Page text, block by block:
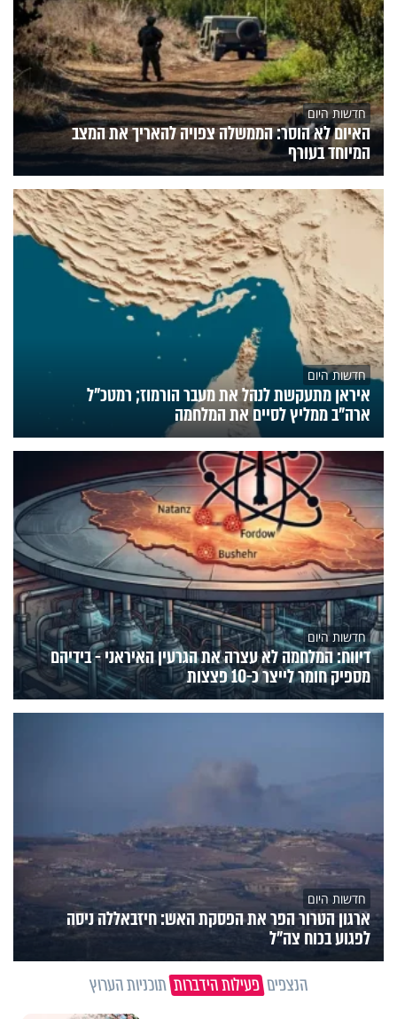
חדשות היום
האיום לא הוסר: הממשלה צפויה להאריך את המצב
המיוחד בעורף
חדשות היום
איראן מתעקשת לנהל את מעבר הורמוז; רמטכ"ל
ארה"ב ממליץ לסיים את המלחמה
חדשות היום
דיווח: המלחמה לא עצרה את הגרעין האיראני - בידיהם
מספיק חומר לייצר כ-10 פצצות
חדשות היום
ארגון הטרור הפר את הפסקת האש: חיזבאללה ניסה
לפגוע בכוח צה"ל
הנצפים פעילות הידברות תוכניות הערוץ